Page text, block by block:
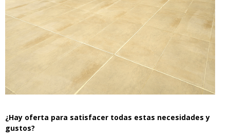
¿Hay oferta para satisfacer todas estas necesidades y
gustos?